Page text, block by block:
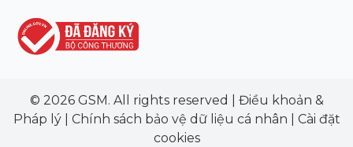
© 2026 GSM. All rights reserved
Điều khoản &
Pháp lý| Chính sách bảo vệ dữ liệu cá nhân
Cài đặt
cookies